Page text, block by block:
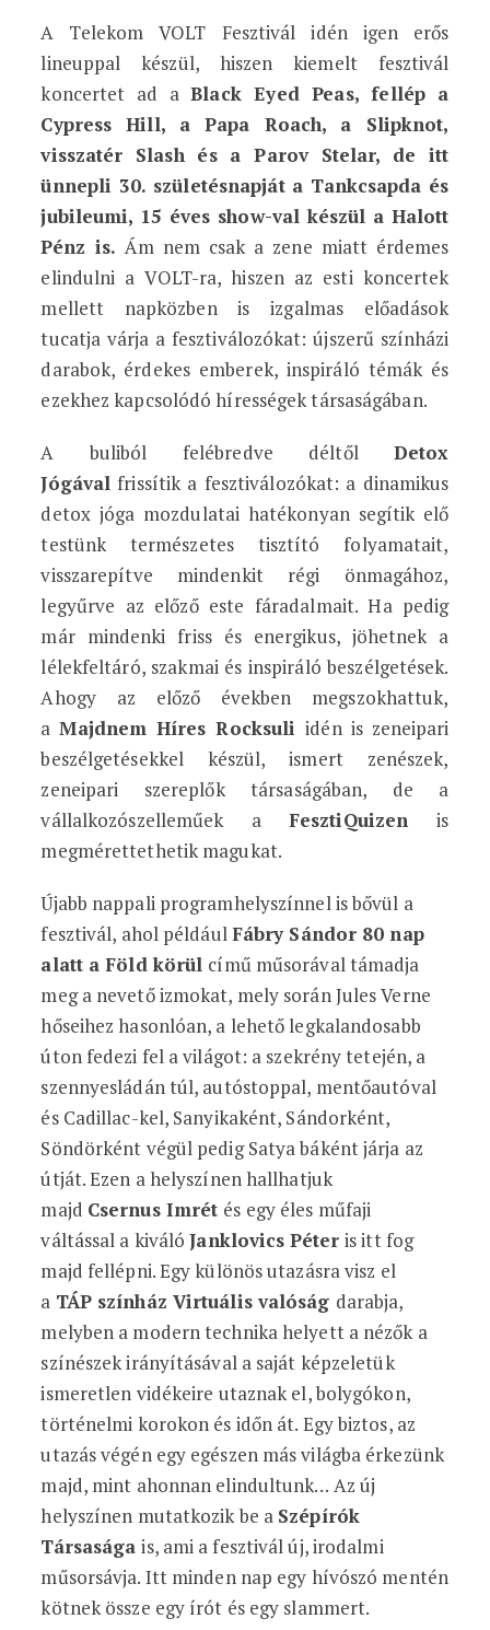
A Telekom VOLT Fesztivál idén igen erős
lineuppal készül, hiszen kiemelt fesztivál
koncertet ad aBlack Eyed Peas, fellép a
Cypress Hill, a Papa Roach, a Slipknot,
visszatér Slash és a Parov Stelar, de itt
ünnepli 30. születésnapját a Tankcsapda és
jubileumi, 15 éves show-val készül a Halott
Pénz is. Ám nem csak a zene miatt érdemes
elindulni a VOLT-ra, hiszen az esti koncertek
mellett napközben is izgalmas előadások
tucatja várja a fesztiválozókat: újszerű színházi
darabok, érdekes emberek, inspiráló témák és
ezekhez kapcsolódó hírességek társaságában.
A buliból felébredve déltőlDetox
Jógával frissítik a fesztiválozókat: a dinamikus
detox jóga mozdulatai hatékonyan segítik elő
testünk természetes tisztító folyamatait,
visszarepítve mindenkit régi önmagához,
legyűrve az előző este fáradalmait. Ha pedig
már mindenki friss és energikus, jöhetnek a
lélekfeltáró, szakmai és inspiráló beszélgetések.
Ahogy az előző években megszokhattuk,
aMajdnem Híres Rocksuliidén is zeneipari
beszélgetésekkel készül, ismert zenészek,
zeneipari szereplők társaságában, de a
vállalkozószelleműek a FesztiQuizenis
megmérettethetik magukat.
Újabb nappali programhelyszínnel is bővül a
fesztivál, ahol példáulFábry Sándor 80 nap
alatt a Föld körül című műsorával támadja
meg a nevető izmokat, mely során Jules Verne
hőseihez hasonlóan, a lehető legkalandosabb
úton fedezi fel a világot: a szekrény tetején, a
szennyesládán túl, autóstoppal, mentőautóval
és Cadillac-kel, Sanyikaként, Sándorként,
Söndörként végül pedig Satya báként járja az
útját. Ezen a helyszínen hallhatjuk
majd Csernus Imrét és egy éles műfaji
váltással a kiválóJanklovics Péteris itt fog
majd fellépni. Egy különös utazásra visz el
a TÁP színház Virtuális valóság darabja,
melyben a modern technika helyett a nézők a
színészek irányításával a saját képzeletük
ismeretlen vidékeire utaznak el, bolygókon,
történelmi korokon és időn át. Egy biztos, az
utazás végén egy egészen más világba érkezünk
majd, mint ahonnan elindultunk… Az új
helyszínen mutatkozik be a Szépírók
Társaságais, ami a fesztivál új, irodalmi
műsorsávja. Itt minden nap egy hívószó mentén
kötnek össze egy írót és egy slammert.